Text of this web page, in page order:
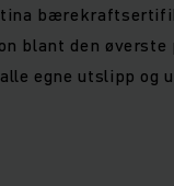
blant den
egne utslipp og